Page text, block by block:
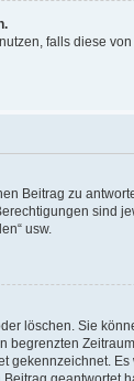
falls diese
Beitrag zu
sind
usw.
löschen. Sie
begrenzten
gekennzeichnet.